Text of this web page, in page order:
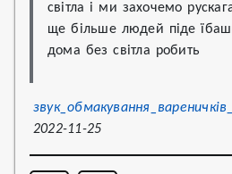
світла і ми захочемо
ще більше людей піде
дома без світла робить
2022-11-25